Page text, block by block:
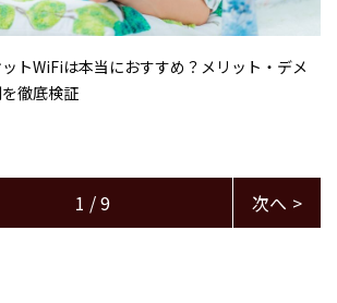
トWiFiは本当におすすめ？メリット・デメ
徹底検証
1 / 9 次へ >